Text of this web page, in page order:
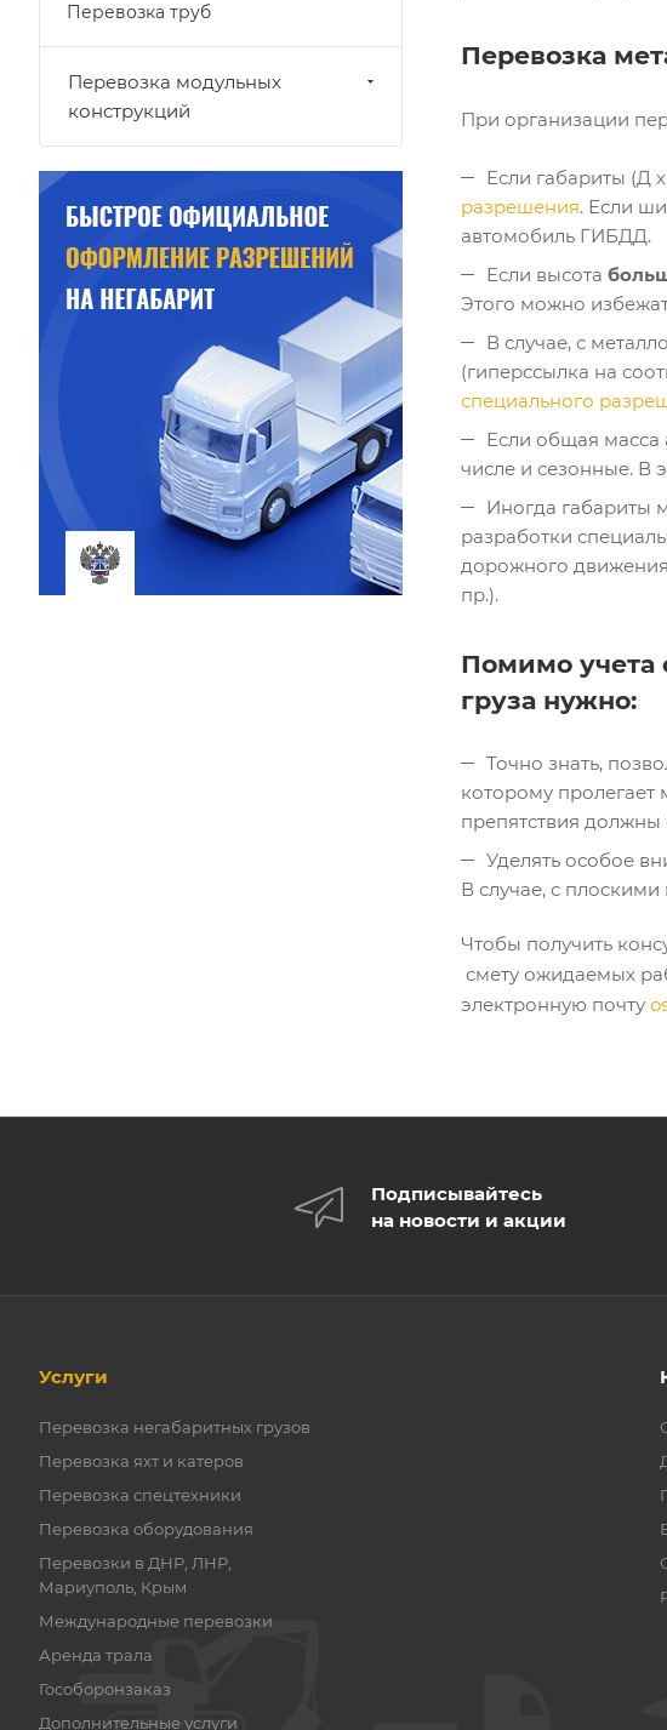
Перевозка
При организации
Если габариты (Д
разрешения. Если
автомобиль ГИБДД.
Если высота
Этого можно
В случае, с
(гиперссылка на
специального
Если общая масса
числе и сезонные. В
Иногда габариты
разработки
дорожного
пр.).
Помимо учета
груза нужно:
Точно знать,
которому пролегает
препятствия
Уделять особое
В случае, с
Чтобы получить
смету ожидаемых
электронную почту
Перевозка труб
Перевозка модульных
конструкций
Подписывайтесь
на новости и акции
Услуги
Перевозка негабаритных грузов
Перевозка яхт и катеров
Перевозка спецтехники
Перевозка оборудования
Перевозки в ДНР, ЛНР,
Мариуполь, Крым
Международные перевозки
Аренда трала
Гособоронзаказ
Дополнительные услуги